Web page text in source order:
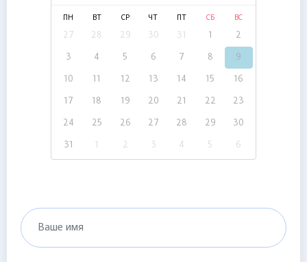
ПН ВТ СР ЧТ СБ ВС
27 28 29 30 31 1 2
3 4 5 6 7 8 9
10 11 12 13 14 15 16
17 18 19 20 21 22 23
24 25 26 27 28 29 30
31 1 2 3 4 5 6
Ваше имя